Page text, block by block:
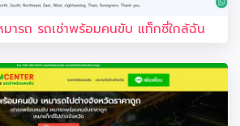
มารถ รถเช่าพร้อมคนขับ แท็กซี่ใกล้ฉัน